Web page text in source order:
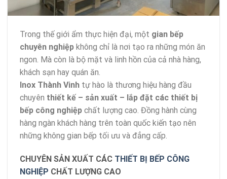
Trong thế giới ẩm thực hiện đại, một gian bếp
chuyên nghiệp không chỉ là nơi tạo ra những món ăn
ngon. Mà còn là bộ mặt và linh hồn của cả nhà hàng,
khách sạn hay quán ăn.
Inox Thành Vinh tự hào là thương hiệu hàng đầu
chuyên thiết kế – sản xuất – lắp đặt các thiết bị
bếp công nghiệp chất lượng cao. Đồng hành cùng
hàng ngàn khách hàng trên toàn quốc kiến tạo nên
những không gian bếp tối ưu và đẳng cấp.
CHUYÊN SẢN XUẤT CÁC THIẾT BỊ BẾP CÔNG
NGHIỆP CHẤT LƯỢNG CAO